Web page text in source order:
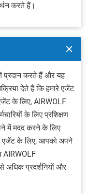
करते हैं।
प्रदान करते हैं और यह
देते हैं कि हमारे एजेंट
के लिए, AIRWOLF
के लिए प्रशिक्षण
में मदद करने के लिए
एजेंट के लिए, आपको अपने
AIRWOLF
अधिक प्रदर्शनियों और